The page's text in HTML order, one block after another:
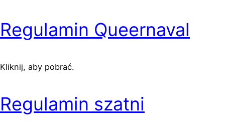
Regulamin Queernaval
Kliknij, aby pobrać.
Regulamin szatni